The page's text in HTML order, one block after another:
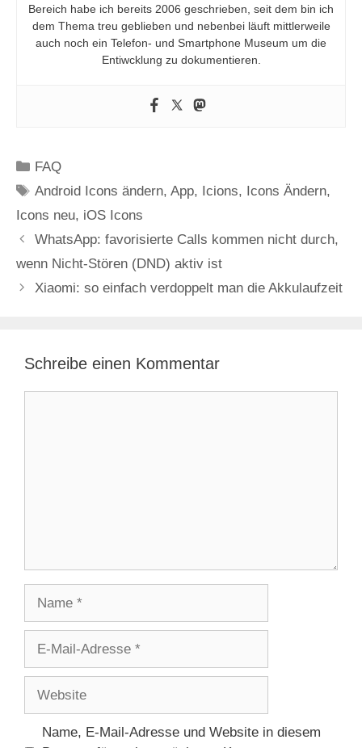
Bereich habe ich bereits 2006 geschrieben, seit dem bin ich
dem Thema treu geblieben und nebenbei läuft mittlerweile
auch noch ein Telefon- und Smartphone Museum um die
Entiwcklung zu dokumentieren.
Kategorien
FAQ
Schlagwörter
Android Icons ändern,App, Icions, Icons Ändern,
Icons neu, iOS Icons
WhatsApp: favorisierte Calls kommen nicht durch,
wenn Nicht-Stören (DND) aktiv ist
Xiaomi: so einfach verdoppelt man die Akkulaufzeit
Schreibe einen Kommentar
Adresse
Name, E-Mail-Adresse und Website in diesem